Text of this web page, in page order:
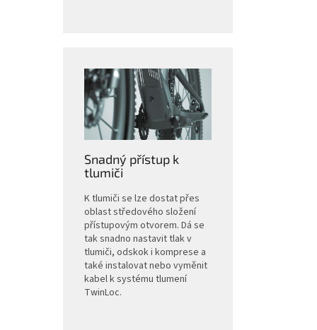
Snadný přístup k
tlumiči
K tlumiči se lze dostat přes
oblast středového složení
přístupovým otvorem. Dá se
tak snadno nastavit tlak v
tlumiči, odskok i komprese a
také instalovat nebo vyměnit
kabel k systému tlumení
TwinLoc.